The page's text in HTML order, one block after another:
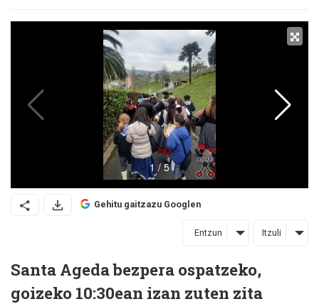
Gehitu gaitzazu Googlen
Entzun Itzuli
Santa Ageda bezpera ospatzeko,
goizeko 10:30ean izan zuten zita